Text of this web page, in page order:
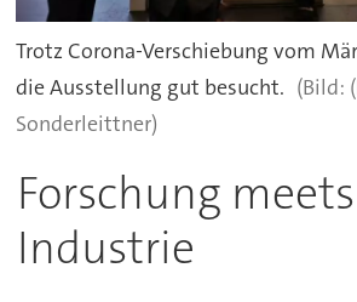
Trotz Corona-Verschiebung vom
die Ausstellung gut besucht.
Sonderleittner)
Forschung meets
Industrie